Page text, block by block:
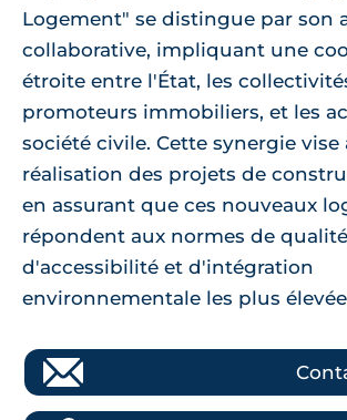
Logement" se distingue par son
collaborative, impliquant une
étroite entre l'État, les
promoteurs immobiliers, et les
société civile. Cette synergie vise
réalisation des projets de
en assurant que ces nouveaux
répondent aux normes de
d'accessibilité et d'intégration
environnementale les plus